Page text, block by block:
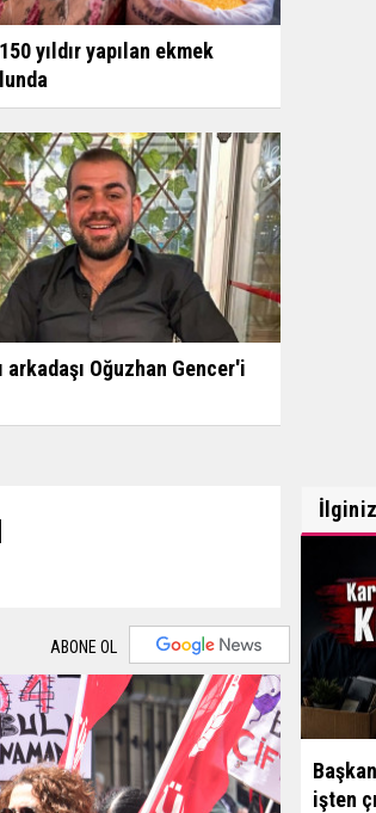
yıldır yapılan ekmek
arkadaşı Oğuzhan Gencer'i
ABONE OL
işten